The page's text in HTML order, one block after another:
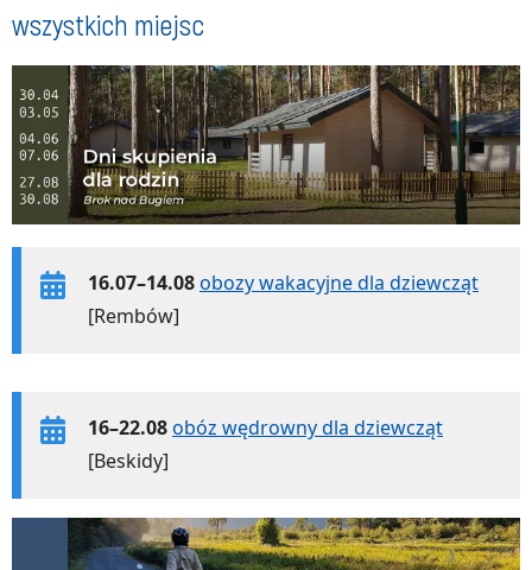
wszystkich miejsc
16.07–14.08obozy wakacyjne dla dziewcząt
[Rembów]
16–22.08obóz wędrowny dla dziewcząt
[Beskidy]